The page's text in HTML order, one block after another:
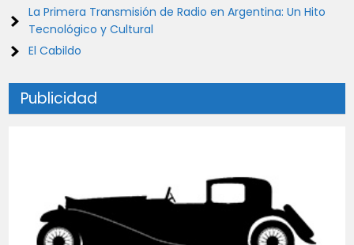
La Primera Transmisión de Radio en Argentina: Un Hito
Tecnológico y Cultural
El Cabildo
Publicidad